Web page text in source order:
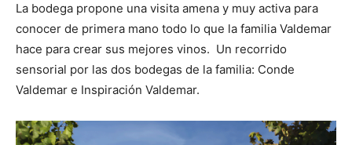
La bodega propone una visita amena y muy activa para
conocer de primera mano todo lo que la familia Valdemar
hace para crear sus mejores vinos. Un recorrido
sensorial por las dos bodegas de la familia: Conde
Valdemar e Inspiración Valdemar.